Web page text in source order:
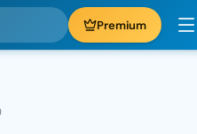
Premium